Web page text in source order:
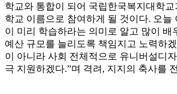
학교와 통합이 되어 국립한국복지대학교
학교 이름으로 참여하게 될 것이다. 오늘
이 미리 학습하라는 의미로 알고 많이 배
예산 규모를 늘리도록 책임지고 노력하
이 아니라 사회 전체적으로 유니버설디
극 지원하겠다.”며 격려, 지지의 축사를